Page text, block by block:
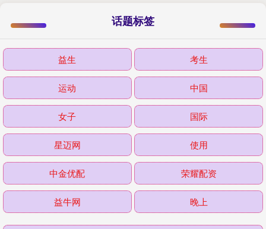
话题标签
益生 考生
运动 中国
女子 国际
星迈网 使用
中金优配 荣耀配资
益牛网 晚上